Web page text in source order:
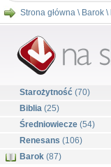
Starożytność (70)
Biblia (25)
Średniowiecze (54)
Renesans (106)
Barok (87)
Strona główna \ Barok \